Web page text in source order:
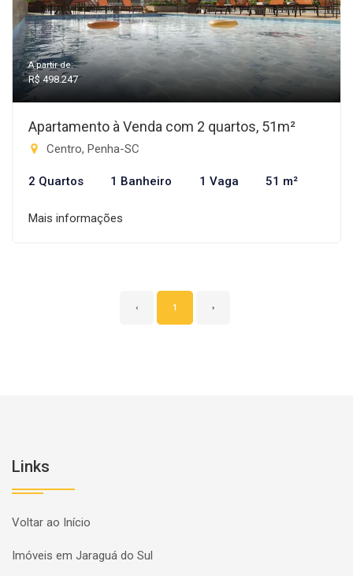
A partir de:
R$ 498.247
Apartamento à Venda com 2 quartos, 51m²
Centro, Penha-SC
2 Quartos 1 Banheiro 1 Vaga 51 m²
Mais informações
‹ 1 ›
Links
Voltar ao Início
Imóveis em Jaraguá do Sul